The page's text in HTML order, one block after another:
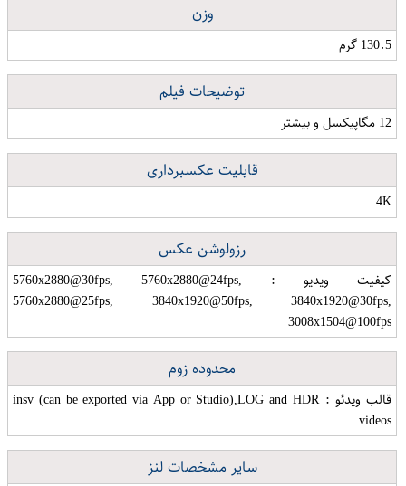
وزن
130.5 گرم
توضیحات فیلم
12 مگاپیکسل و بیشتر
قابلیت عکسبرداری
4K
رزولوشن عکس
کیفیت ویدیو : 5760x2880@30fps, 5760x2880@24fps,
5760x2880@25fps, 3840x1920@50fps, 3840x1920@30fps,
3008x1504@100fps
محدوده زوم
قالب ویدئو : insv (can be exported via App or Studio),LOG and HDR
videos
سایر مشخصات لنز